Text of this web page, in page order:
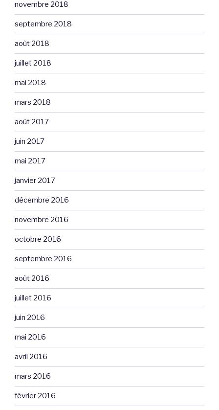
novembre 2018
septembre 2018
août 2018
juillet 2018
mai 2018
mars 2018
août 2017
juin 2017
mai 2017
janvier 2017
décembre 2016
novembre 2016
octobre 2016
septembre 2016
août 2016
juillet 2016
juin 2016
mai 2016
avril 2016
mars 2016
février 2016